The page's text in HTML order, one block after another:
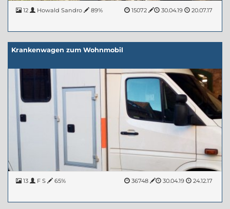
12 20.07.17
Howald Sandro 30.04.19
89% 15072
Krankenwagen zum Wohnmobil
13 24.12.17
F S 30.04.19
65% 36748